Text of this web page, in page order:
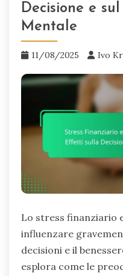
Decisione e sul
Mentale
11/08/2025 Ivo
Lo stress finanziario
influenzare
decisioni e il
esplora come le